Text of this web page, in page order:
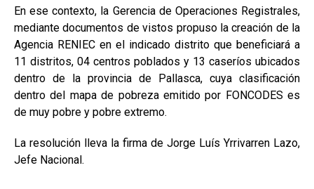
En ese contexto, la Gerencia de Operaciones Registrales,
mediante documentos de vistos propuso la creación de la
Agencia RENIEC en el indicado distrito que beneficiará a
11 distritos, 04 centros poblados y 13 caseríos ubicados
dentro de la provincia de Pallasca, cuya clasificación
dentro del mapa de pobreza emitido por FONCODES es
de muy pobre y pobre extremo.
La resolución lleva la firma de Jorge Luís Yrrivarren Lazo,
Jefe Nacional.